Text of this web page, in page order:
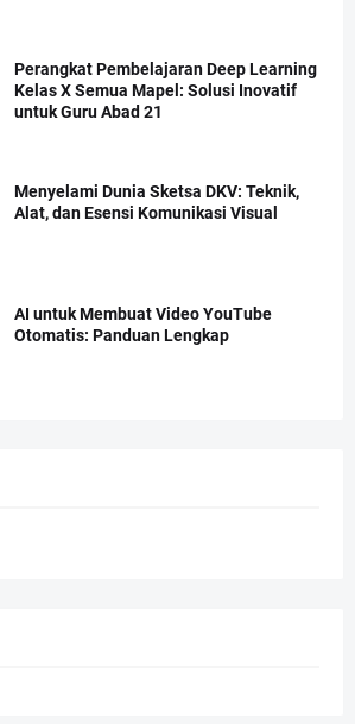
Perangkat Pembelajaran Deep Learning
Kelas X Semua Mapel: Solusi Inovatif
untuk Guru Abad 21
Menyelami Dunia Sketsa DKV: Teknik,
Alat, dan Esensi Komunikasi Visual
AI untuk Membuat Video YouTube
Otomatis: Panduan Lengkap